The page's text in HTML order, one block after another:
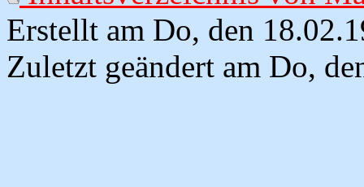
Erstellt am Do, den
Zuletzt geändert am Do,